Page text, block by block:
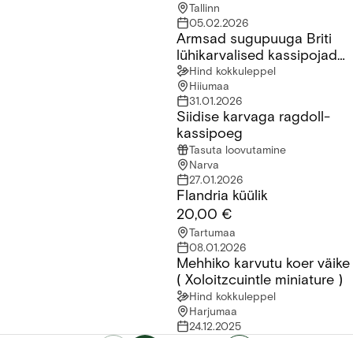
Tallinn
05.02.2026
Armsad sugupuuga Briti lühikarvalised kassipojad saadaval!
Armsad sugupuuga Briti
lühikarvalised kassipojad
saadaval!
Hind kokkuleppel
Hiiumaa
31.01.2026
Siidise karvaga ragdoll-kassipoegSiidise karvaga ragdoll-
kassipoeg
Tasuta loovutamine
Narva
27.01.2026
Flandria küülik
20,00 €
Tartumaa
08.01.2026
Mehhiko karvutu koer väike ( Xoloitzcuintle miniature )
Mehhiko karvutu koer väike
( Xoloitzcuintle miniature )
Hind kokkuleppel
Harjumaa
24.12.2025